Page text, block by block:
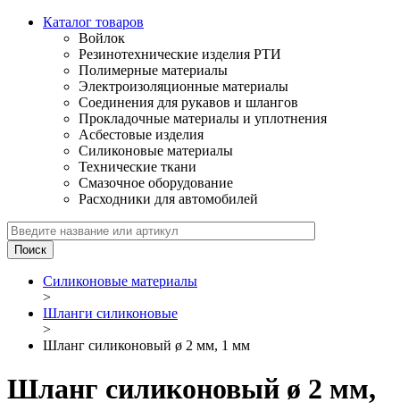
Каталог товаров
Войлок
Резинотехнические изделия РТИ
Полимерные материалы
Электроизоляционные материалы
Соединения для рукавов и шлангов
Прокладочные материалы и уплотнения
Асбестовые изделия
Силиконовые материалы
Технические ткани
Смазочное оборудование
Расходники для автомобилей
Силиконовые материалы
>
Шланги силиконовые
>
Шланг силиконовый ø 2 мм, 1 мм
Шланг силиконовый ø 2 мм,